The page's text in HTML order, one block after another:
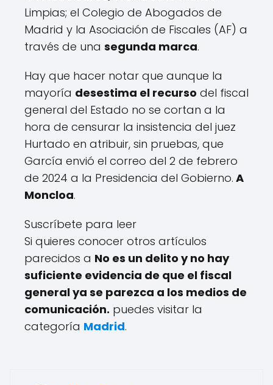
Limpias; el Colegio de Abogados de
Madrid y la Asociación de Fiscales (AF) a
través de una segunda marca.
Hay que hacer notar que aunque la
mayoría desestima el recurso del fiscal
general del Estado no se cortan a la
hora de censurar la insistencia del juez
Hurtado en atribuir, sin pruebas, que
García envió el correo del 2 de febrero
de 2024 a la Presidencia del Gobierno. A
Moncloa.
Suscríbete para leer
Si quieres conocer otros artículos
parecidos a No es un delito y no hay
suficiente evidencia de que el fiscal
general ya se parezca a los medios de
comunicación. puedes visitar la
categoría Madrid.